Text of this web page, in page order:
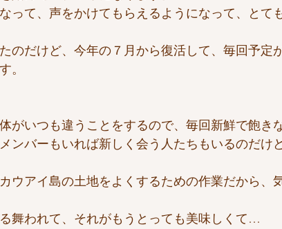
って、声をかけてもらえるようになって、とて
のだけど、今年の７月から復活して、毎回予定
。
がいつも違うことをするので、毎回新鮮で飽きな
ンバーもいれば新しく会う人たちもいるのだけ
ウアイ島の土地をよくするための作業だから、
舞われて、それがもうとっても美味しくて…